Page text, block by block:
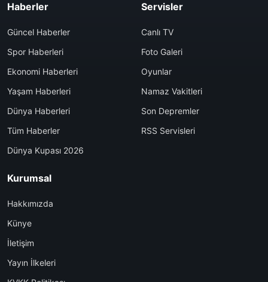
Haberler
Güncel Haberler
Spor Haberleri
Ekonomi Haberleri
Yaşam Haberleri
Dünya Haberleri
Tüm Haberler
Dünya Kupası 2026
Servisler
Canlı TV
Foto Galeri
Oyunlar
Namaz Vakitleri
Son Depremler
RSS Servisleri
Kurumsal
Hakkımızda
Künye
İletişim
Yayın İlkeleri